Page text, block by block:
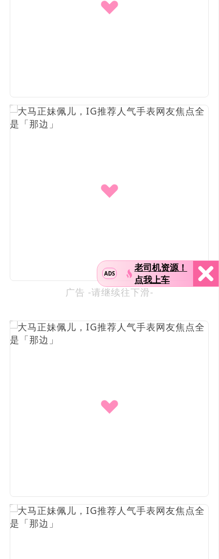
广告 -请继续往下滑-
ADS
老司机资源！
点我上车